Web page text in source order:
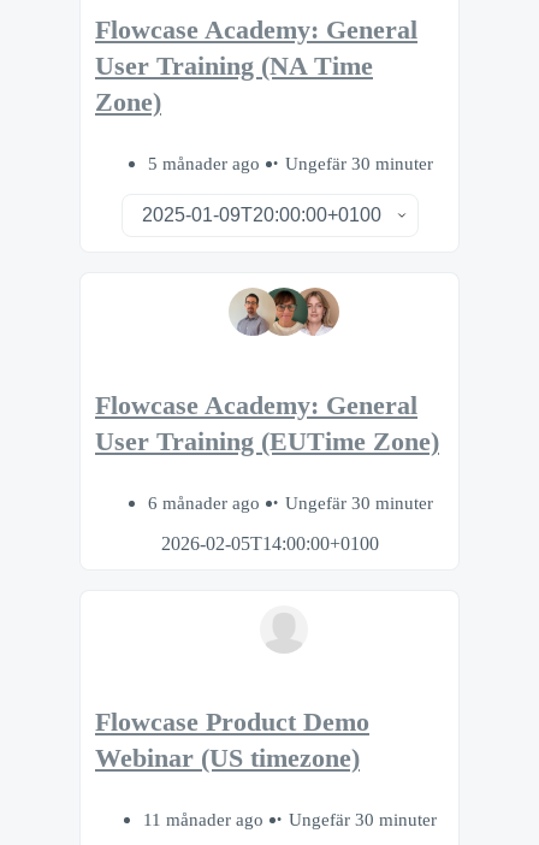
Flowcase Academy: General
User Training (NA Time
Zone)
5 månader ago Ungefär 30 minuter
Flowcase Academy: General
User Training (EUTime Zone)
6 månader ago
Ungefär 30 minuter
2026-02-05T14:00:00+0100
Flowcase Product Demo
Webinar (US timezone)
11 månader ago Ungefär 30 minuter